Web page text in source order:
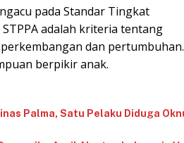
pada Standar Tingkat
STPPA adalah kriteria tentang
dan pertumbuhan.
berpikir anak.
Palma, Satu Pelaku Diduga